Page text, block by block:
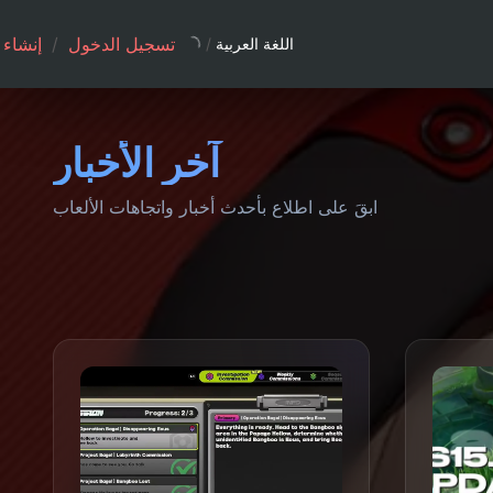
اللغة العربية / تسجيل الدخول /
آخر الأخبار
ابقَ على اطلاع بأحدث أخبار واتجاهات الألعاب